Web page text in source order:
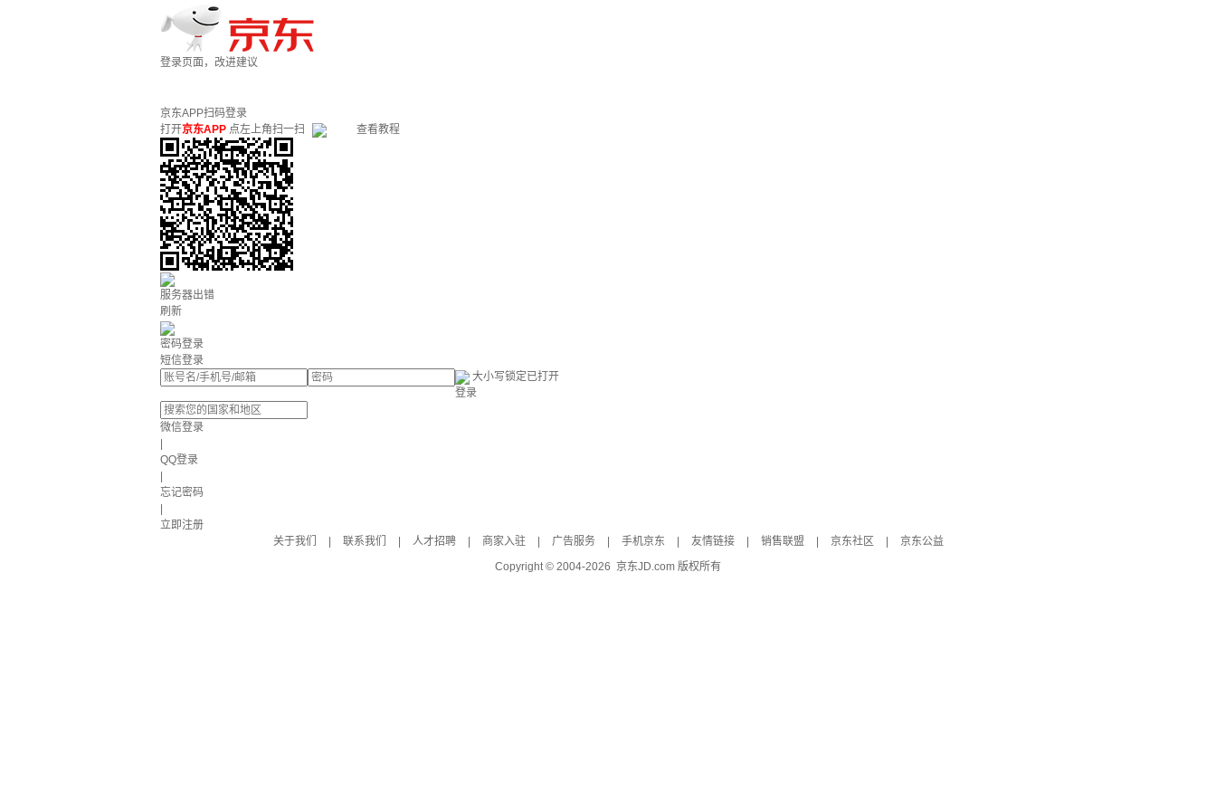
登录页面，改进建议
京东APP扫码登录
打开京东APP 点左上角扫一扫 查看教程
服务器出错
刷新
密码登录
短信登录
大小写锁定已打开
登录
微信登录
QQ登录
忘记密码
立即注册
关于我们
联系我们 人才招聘 商家入驻 广告服务 手机京东 友情链接 销售联盟 京东社区
京东公益
Copyright © 2004-2026 京东JD.com 版权所有